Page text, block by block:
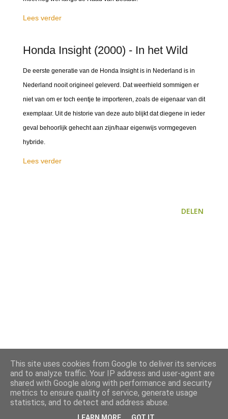
Lees verder
Honda Insight (2000) - In het Wild
De eerste generatie van de Honda Insight is in Nederland is in
Nederland nooit origineel geleverd. Dat weerhield sommigen er
niet van om er toch eentje te importeren, zoals de eigenaar van dit
exemplaar. Uit de historie van deze auto blijkt dat diegene in ieder
geval behoorlijk gehecht aan zijn/haar eigenwijs vormgegeven
hybride.
Lees verder
DELEN
This site uses cookies from Google to deliver its services
and to analyze traffic. Your IP address and user-agent are
shared with Google along with performance and security
metrics to ensure quality of service, generate usage
statistics, and to detect and address abuse.